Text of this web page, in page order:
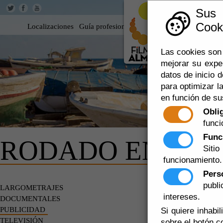
Las cookies
mejorar su
datos de inicio
para optimizar
en función de
funcionamiento.
intereses.
Si quiere
Localizaciones Guía profesional Rodar en Almería 360
RODADO EN
LARGOMETRAJES
DOCUMENTALES
PUBLICIDAD
TELEVISIÓN
Escuchar